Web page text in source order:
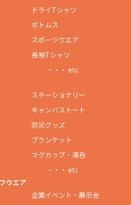
ドライTシャツ
ボトムス
スポーツウエア
長袖Tシャツ
・・・ etc
ステーショナリー
キャンバストート
防災グッズ
ブランケット
マグカップ・湯呑
・・・ etc
ウエア
企業イベント・展示会